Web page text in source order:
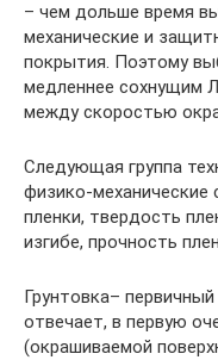
– чем дольше время
механические и
покрытия. Поэтому
медленнее сохнущим
между скоростью
Следующая группа
физико-механические
пленки, твердость
изгибе, прочность
Грунтовка–
отвечает, в первую
(окрашиваемой